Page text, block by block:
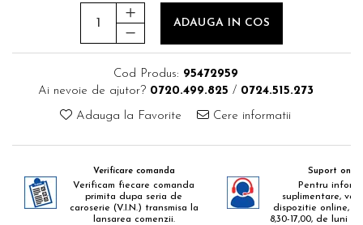
ADAUGA IN COS
Cod Produs: 95472959
Ai nevoie de ajutor? 0720.499.825 / 0724.515.273
Adauga la Favorite Cere informatii
Verificare comanda
Verificam fiecare comanda
primita dupa seria de
caroserie (V.I.N.) transmisa la
lansarea comenzii.
Suport
Pentru
suplimentare, va
dispozitie online,
8,30-17,00, de luni